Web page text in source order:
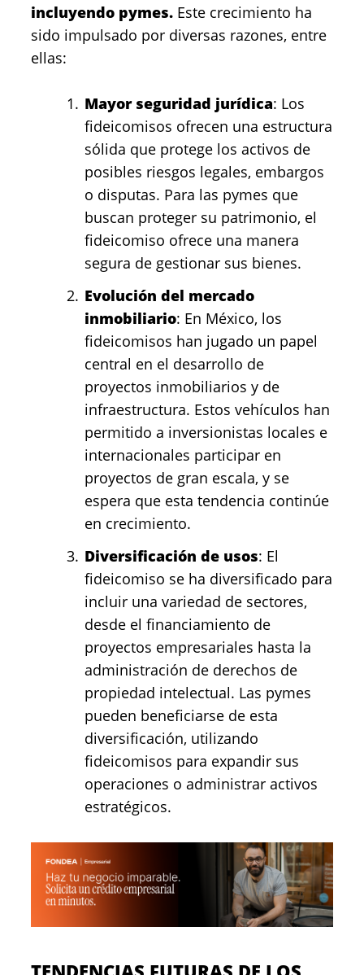
incluyendo pymes. Este crecimiento ha
sido impulsado por diversas razones, entre
ellas:
Mayor seguridad jurídica: Los
fideicomisos ofrecen una estructura
sólida que protege los activos de
posibles riesgos legales, embargos
o disputas. Para las pymes que
buscan proteger su patrimonio, el
fideicomiso ofrece una manera
segura de gestionar sus bienes.
Evolución del mercado
inmobiliario: En México, los
fideicomisos han jugado un papel
central en el desarrollo de
proyectos inmobiliarios y de
infraestructura. Estos vehículos han
permitido a inversionistas locales e
internacionales participar en
proyectos de gran escala, y se
espera que esta tendencia continúe
en crecimiento.
Diversificación de usos: El
fideicomiso se ha diversificado para
incluir una variedad de sectores,
desde el financiamiento de
proyectos empresariales hasta la
administración de derechos de
propiedad intelectual. Las pymes
pueden beneficiarse de esta
diversificación, utilizando
fideicomisos para expandir sus
operaciones o administrar activos
estratégicos.